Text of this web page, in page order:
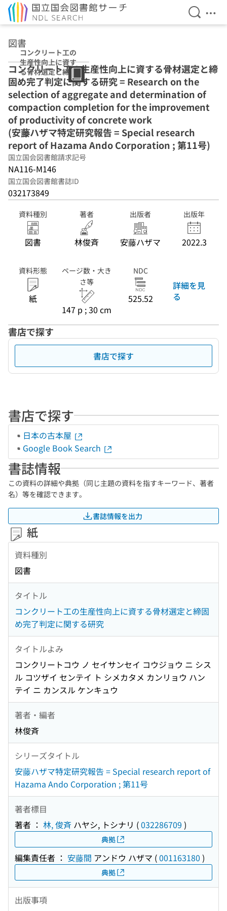
検索を
メ
図書
コンクリート工の
生産性向上に資す
る骨材選定と締固
め完了判定に関す
る研究 (安藤ハザ
マ特定研究報告 =
Special research
report of
Hazama Ando
Corporation ; 第
11号)
コンクリート工の生産性向上に資する骨材選定と締
固め完了判定に関する研究 = Research on the
selection of aggregate and determination of
compaction completion for the improvement
of productivity of concrete work
(安藤ハザマ特定研究報告 = Special research
report of Hazama Ando Corporation ; 第11号)
国立国会図書館請求記号
NA116-M146
国立国会図書館書誌ID
032173849
資料種別
図書
著者
林俊斉
出版者
安藤ハザマ
出版年
2022.3
資料形態
紙
ページ数・大き
さ等
147 p ; 30 cm
NDC
525.52
詳細を見
る
書店で探す
書店で探す
書店で探す
日本の古本屋
Google Book Search
書誌情報
この資料の詳細や典拠（同じ主題の資料を指すキーワード、著者
名）等を確認できます。
書誌情報を出力
紙
資料種別
図書
タイトル
コンクリート工の生産性向上に資する骨材選定と締固
め完了判定に関する研究
タイトルよみ
コンクリートコウ ノ セイサンセイ コウジョウ ニ シス
ル コツザイ センテイ ト シメカタメ カンリョウ ハン
テイ ニ カンスル ケンキュウ
著者・編者
林俊斉
シリーズタイトル
安藤ハザマ特定研究報告 = Special research report of
Hazama Ando Corporation ; 第11号
著者標目
著者 ： 林, 俊斉 ハヤシ, トシナリ (032286709 )
典拠
編集責任者 ： 安藤間 アンドウ ハザマ (001163180 )
典拠
出版事項